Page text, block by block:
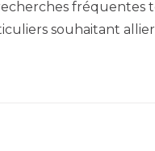
fréquentes
souhaitant